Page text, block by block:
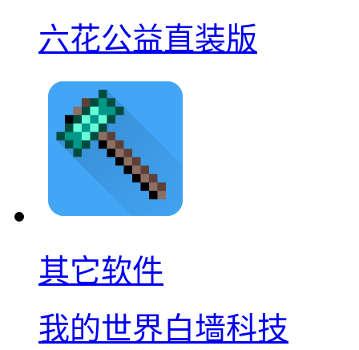
六花公益直装版
其它软件
我的世界白墙科技